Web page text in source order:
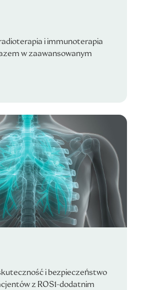
i immunoterapia
w zaawansowanym
i bezpieczeństwo
z ROS1-dodatnim